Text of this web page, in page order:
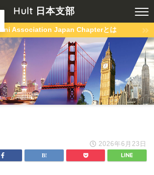
Hult 日本支部
Association Japan Chapterとは
2026年6月23日